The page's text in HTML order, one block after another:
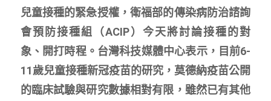
兒童接種的緊急授權，衛福部的傳染病防治諮詢
會預防接種組（ACIP）今天將討論接種的對
象、開打時程。台灣科技媒體中心表示，目前6-
11歲兒童接種新冠疫苗的研究，莫德納疫苗公開
的臨床試驗與研究數據相對有限，雖然已有其他